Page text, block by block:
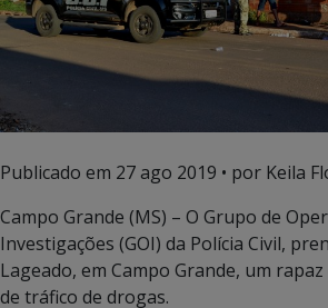
Publicado em 27 ago 2019 • por Keila
Campo Grande (MS) – O Grupo de
Investigações (GOI) da Polícia Civil,
Lageado, em Campo Grande, um
de tráfico de drogas.